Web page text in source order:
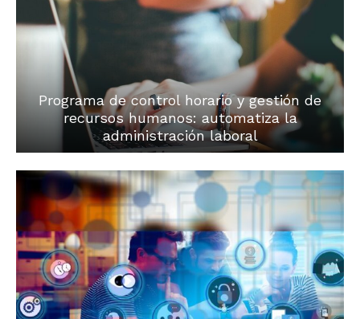
Programa de control horario y gestión de
recursos humanos: automatiza la
administración laboral